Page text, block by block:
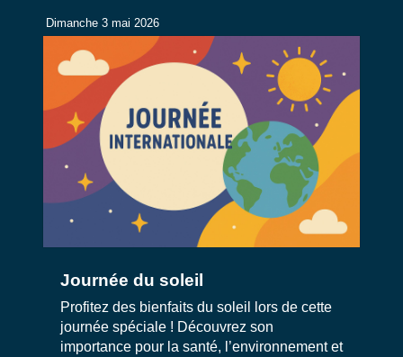
Dimanche 3 mai 2026
Journée du soleil
Profitez des bienfaits du soleil lors de cette
journée spéciale ! Découvrez son
importance pour la santé, l’environnement et